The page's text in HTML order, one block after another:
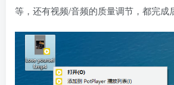
等，还有视频/音频的质量调节，都完成